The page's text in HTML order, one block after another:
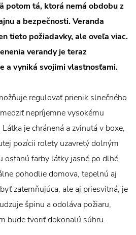
potom tá, ktorá nemá obdobu z
a bezpečnosti. Veranda
tieto požiadavky, ale oveľa viac.
verandy je teraz
a vyniká svojimi vlastnosťami.
regulovať prienik slnečného
nepríjemne vysokému
je chránená a zvinutá v boxe,
pozícii rolety uzavretý dolným
ostanú farby látky jasné po dlhé
pohodlie domova, tepelnú aj
zatemňujúca, ale aj priesvitná, je
špinu a odoláva požiaru,
bude tvoriť dokonalú súhru.